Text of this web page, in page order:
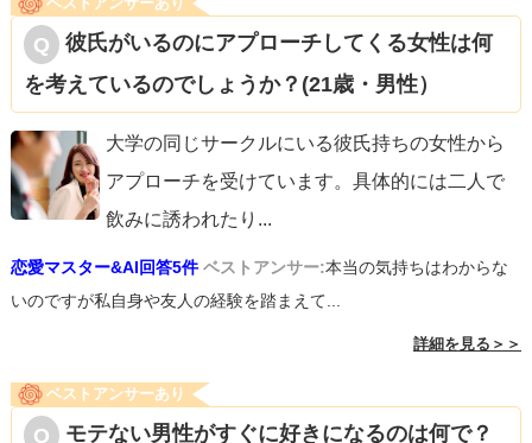
彼氏がいるのにアプローチしてくる女性は何
を考えているのでしょうか？(21歳・男性）
大学の同じサークルにいる彼氏持ちの女性から
アプローチを受けています。具体的には二人で
飲みに誘われたり ...
恋愛マスター&AI回答5件 ベストアンサー:本当の気持ちはわからな
いのですが私自身や友人の経験を踏まえて...
詳細を見る＞＞
ベストアンサーあり
モテない男性がすぐに好きになるのは何で？